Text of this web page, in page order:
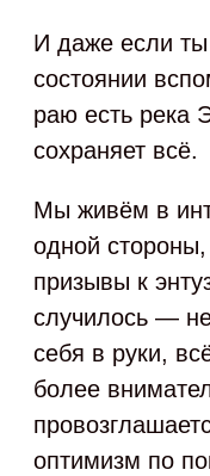
И даже если
состоянии
раю есть река
сохраняет всё.
Мы живём в
одной
призывы к
случилось —
себя в руки,
более
оптимизм по